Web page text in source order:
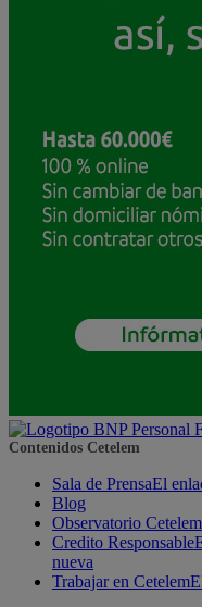
Contenidos Cetelem
Sala de PrensaEl
Blog
Observatorio Cetelem
Credito Responsable
nueva
Trabajar en Cetelem